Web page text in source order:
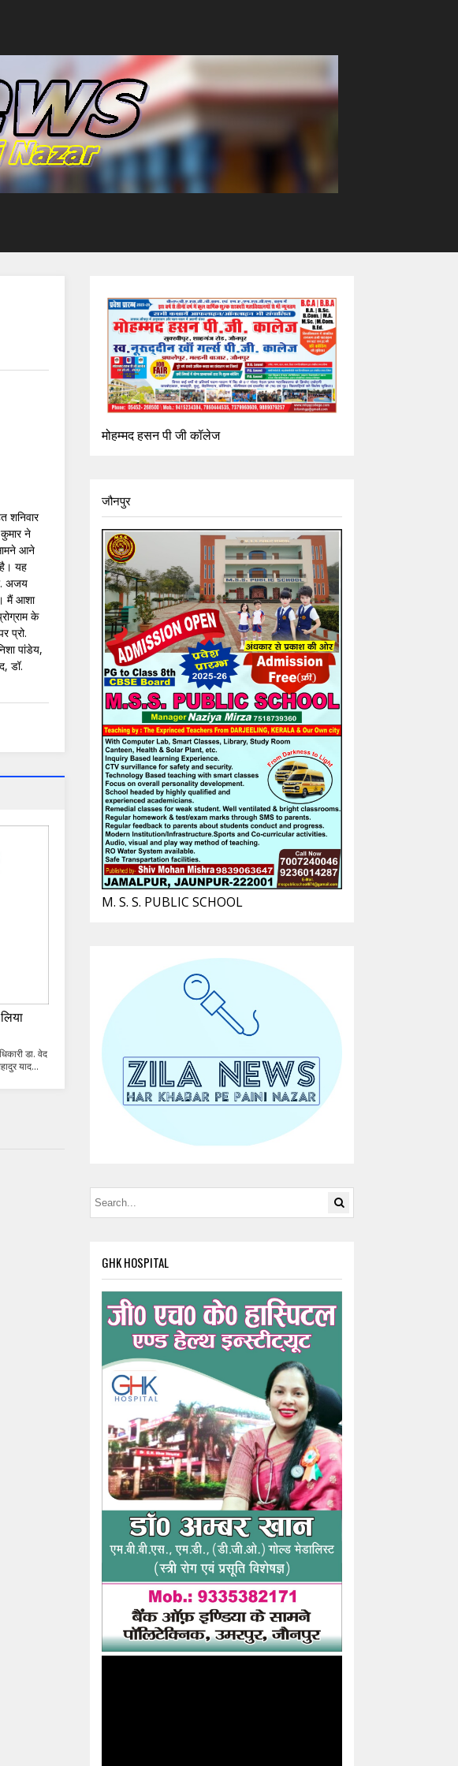
शनिवार
ने
आने
है। यह
अजय
मैं आशा
के
प्रो.
पांडेय,
डॉ.
डा. वेद
याद...
मोहम्मद हसन पी जी कॉलेज
जौनपुर
M. S. S. PUBLIC SCHOOL
GHK HOSPITAL